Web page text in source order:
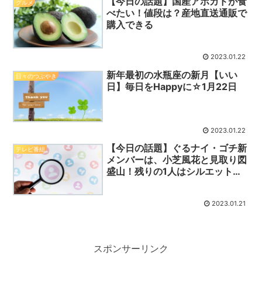
グルメ
べたい！値段は？産地直送通販で
購入できる
2023.01.22
日々のつぶやき
新年最初の水瓶座の新月【いい
日】毎日をHappyに☆1月22日
2023.01.22
テレビ番組
【今日の話題】ぐるナイ・ゴチ新
メンバーは、小芝風花と見取り図
盛山！残りの1人はシルエットで
2023.01.21
スポンサーリンク